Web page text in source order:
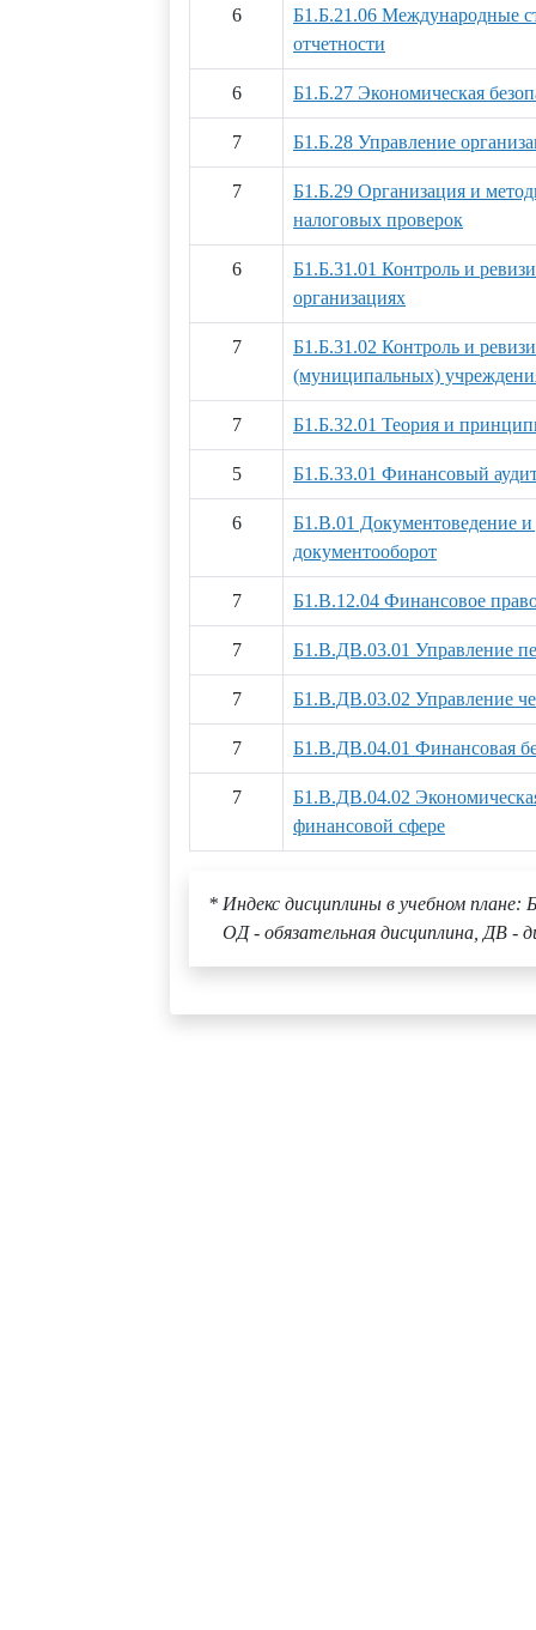
6
Б1.Б.21.06 Международные
отчетности
6 Б1.Б.27 Экономическая
7 Б1.Б.28 Управление
7
Б1.Б.29 Организация и
налоговых проверок
6
Б1.Б.31.01 Контроль и
организациях
7
Б1.Б.31.02 Контроль и
(муниципальных)
7 Б1.Б.32.01 Теория и
5 Б1.Б.33.01 Финансовый
6
Б1.В.01 Документоведение и
документооборот
7 Б1.В.12.04 Финансовое
7 Б1.В.ДВ.03.01 Управление
7 Б1.В.ДВ.03.02 Управление
7 Б1.В.ДВ.04.01 Финансовая
7
Б1.В.ДВ.04.02
финансовой сфере
* Индекс дисциплины в учебном плане:
ОД - обязательная дисциплина, ДВ -